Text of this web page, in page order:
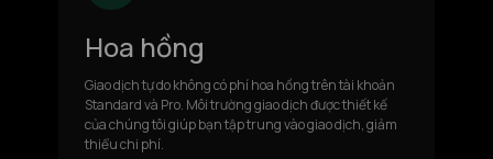
Hoa hồng
Giao dịch tự do không có phí hoa hồng trên tài khoản
Standard và Pro. Môi trường giao dịch được thiết kế
của chúng tôi giúp bạn tập trung vào giao dịch, giảm
thiểu chi phí.